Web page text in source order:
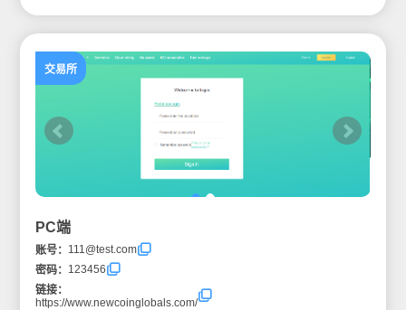
交易所
PC端
账号： 111@test.com
密码： 123456
链接：
https://www.newcoinglobals.com/